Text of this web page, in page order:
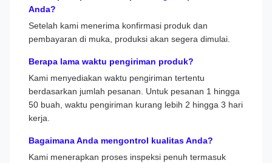
Anda?
Setelah kami menerima konfirmasi produk dan
pembayaran di muka, produksi akan segera dimulai.
Berapa lama waktu pengiriman produk?
Kami menyediakan waktu pengiriman tertentu
berdasarkan jumlah pesanan. Untuk pesanan 1 hingga
50 buah, waktu pengiriman kurang lebih 2 hingga 3 hari
kerja.
Bagaimana Anda mengontrol kualitas Anda?
Kami menerapkan proses inspeksi penuh termasuk